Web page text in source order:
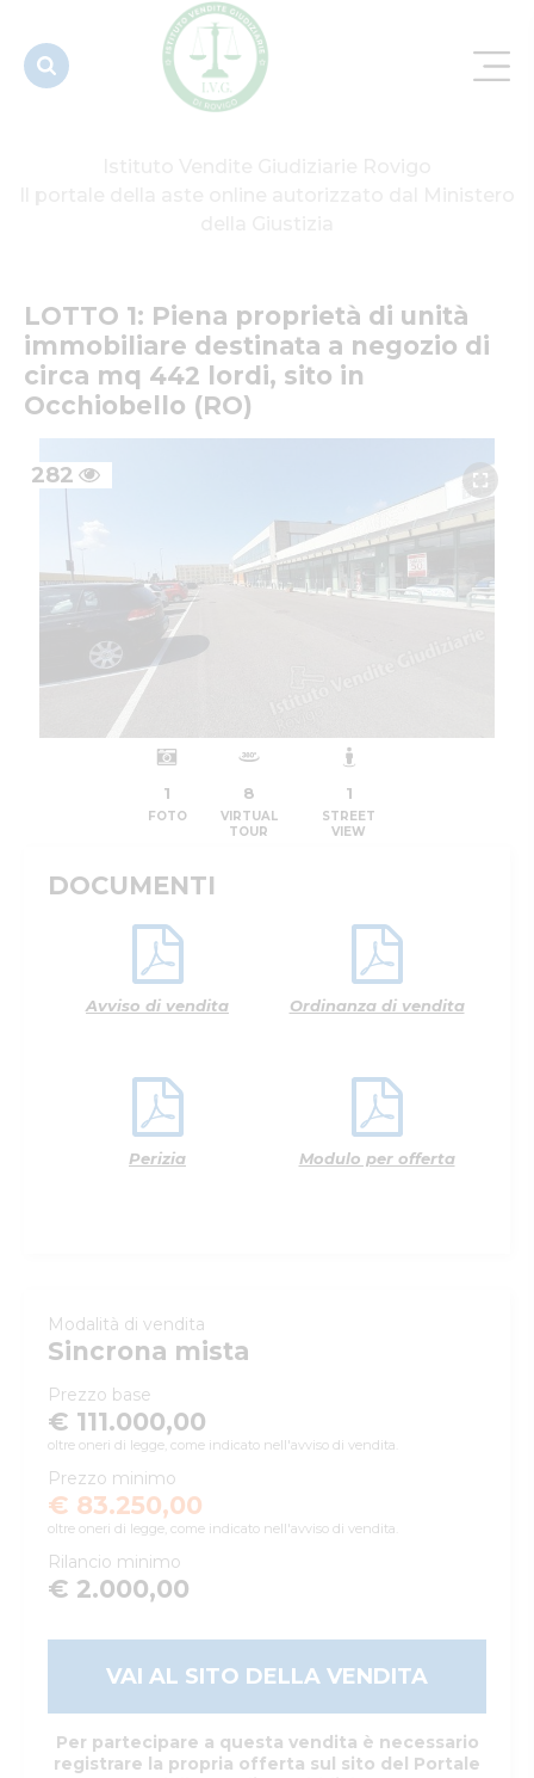
negozio di
circa mq...
LOTTO 1: Piena proprietà di unità
immobiliare destinata a negozio di
circa mq 442 lordi, sito in
Occhiobello (RO)
282
1
FOTO
8
VIRTUAL
TOUR
1
STREET
VIEW
DOCUMENTI
Avviso di vendita Ordinanza di vendita
Perizia Modulo per offerta
Modalità di vendita
Sincrona mista
Prezzo base
€ 111.000,00
oltre oneri di legge, come indicato nell'avviso di vendita.
Prezzo minimo
€ 83.250,00
oltre oneri di legge, come indicato nell'avviso di vendita.
Rilancio minimo
€ 2.000,00
VAI AL SITO DELLA VENDITA
Per partecipare a questa vendita è necessario
registrare la propria offerta sul sito del Portale